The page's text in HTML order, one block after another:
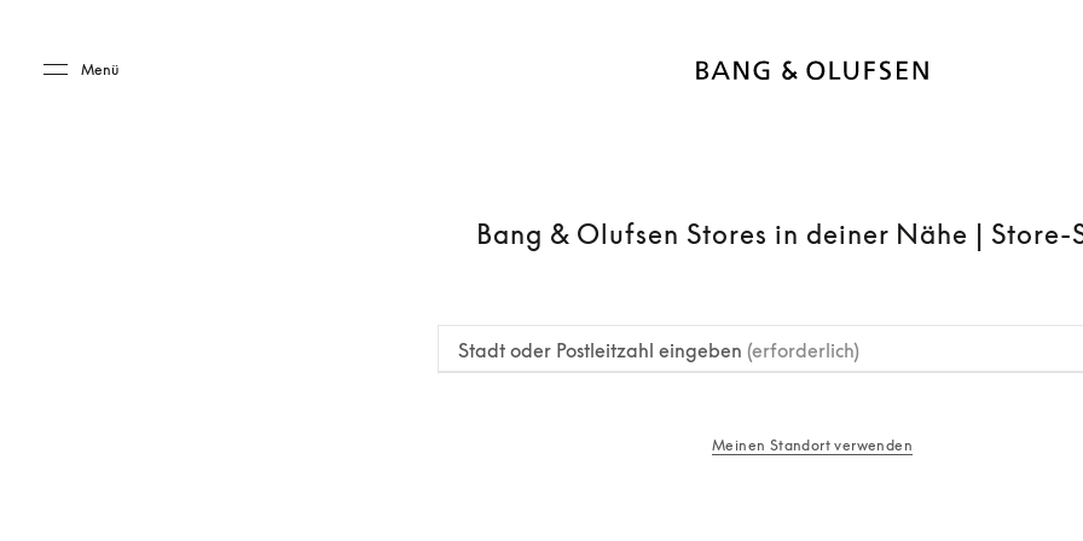
Menü
Bang & Olufsen Stores in deiner Nähe | Store-
Stadt oder Postleitzahl eingeben (erforderlich)
Meinen Standort verwenden